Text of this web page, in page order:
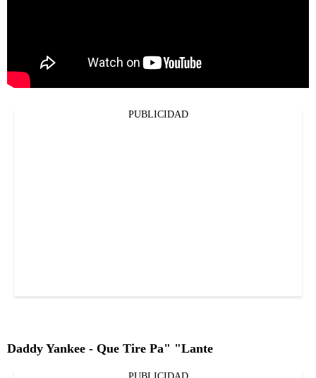
PUBLICIDAD
Daddy Yankee - Que Tire Pa" "Lante